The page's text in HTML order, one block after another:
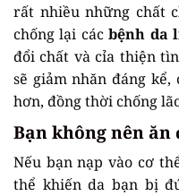
rất nhiều những chất
chống lại cácbệnh da
đổi chất và cỉa thiện
sẽ giảm nhăn đáng
hơn, đồng thời chống
Bạn không nên ăn
Nếu bạn nạp vào cơ
thể khiến da bạn bị